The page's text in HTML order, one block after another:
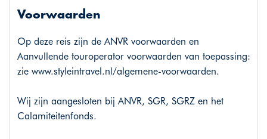
Voorwaarden
Op deze reis zijn de ANVR voorwaarden en
Aanvullende touroperator voorwaarden van toepassing:
zie www.styleintravel.nl/algemene-voorwaarden.
Wij zijn aangesloten bij ANVR, SGR, SGRZ en het
Calamiteitenfonds.